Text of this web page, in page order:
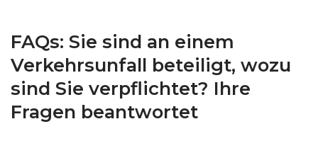
FAQs: Sie sind an einem
Verkehrsunfall beteiligt, wozu
sind Sie verpflichtet? Ihre
Fragen beantwortet